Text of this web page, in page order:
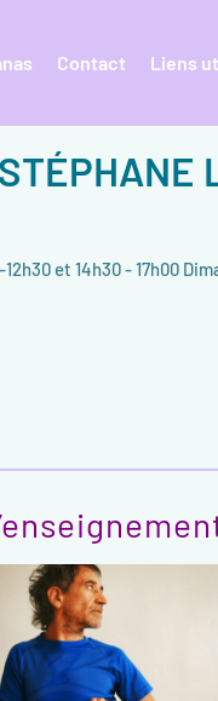
Contact Liens
et 14h30 - 17h00